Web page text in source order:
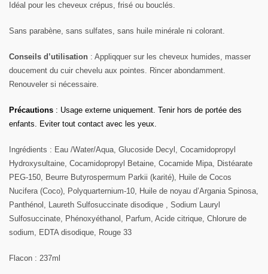
Idéal pour les cheveux crépus, frisé ou bouclés.
Sans parabène, sans sulfates, sans huile minérale ni colorant.
Conseils d’utilisation : Appliqquer sur les cheveux humides, masser
doucement du cuir chevelu aux pointes. Rincer abondamment.
Renouveler si nécessaire.
Précautions : Usage externe uniquement. Tenir hors de portée des
enfants. Eviter tout contact avec les yeux.
Ingrédients : Eau /Water/Aqua, Glucoside Decyl, Cocamidopropyl
Hydroxysultaine, Cocamidopropyl Betaine, Cocamide Mipa, Distéarate
PEG-150, Beurre Butyrospermum Parkii (karité), Huile de Cocos
Nucifera (Coco), Polyquarternium-10, Huile de noyau d’Argania Spinosa,
Panthénol, Laureth Sulfosuccinate disodique , Sodium Lauryl
Sulfosuccinate, Phénoxyéthanol, Parfum, Acide citrique, Chlorure de
sodium, EDTA disodique, Rouge 33
Flacon : 237ml